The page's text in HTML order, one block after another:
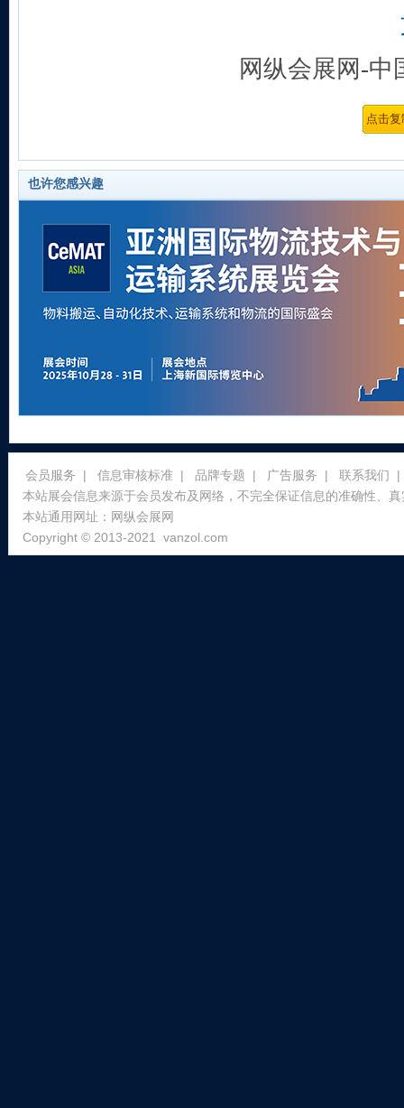
网纵会展网-中
也许您感兴趣
会员服务 | 信息审核标准 | 品牌专题 | 广告服务 | 联系我们
|
本站展会信息来源于会员发布及网络，不完全保证信息的准确性、
本站通用网址： 网纵会展网
Copyright © 2013-2021 vanzol.com